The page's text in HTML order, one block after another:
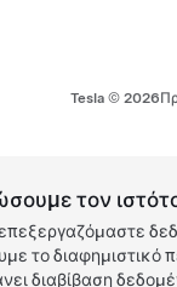
Tesla © 2026
τον
το διαφημιστικό
διαβίβαση